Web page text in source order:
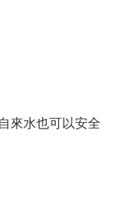
來水也可以安全